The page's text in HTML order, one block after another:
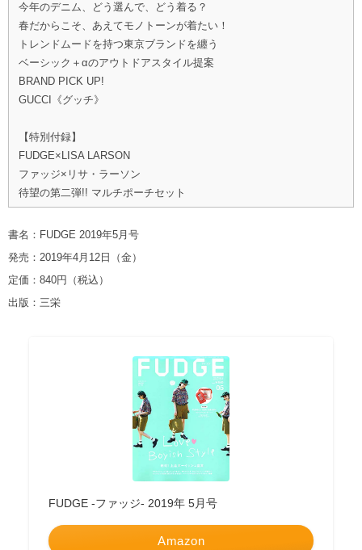
今年のデニム、どう選んで、どう着る？
春だからこそ、あえてモノトーンが着たい！
トレンドムードを持つ東京ブランドを纏う
ベーシック＋αのアウトドアスタイル提案
BRAND PICK UP!
GUCCI《グッチ》
【特別付録】
FUDGE×LISA LARSON
ファッジ×リサ・ラーソン
待望の第二弾!! マルチポーチセット
書名：FUDGE 2019年5月号
発売：2019年4月12日（金）
定価：840円（税込）
出版：三栄
FUDGE -ファッジ- 2019年 5月号
Amazon